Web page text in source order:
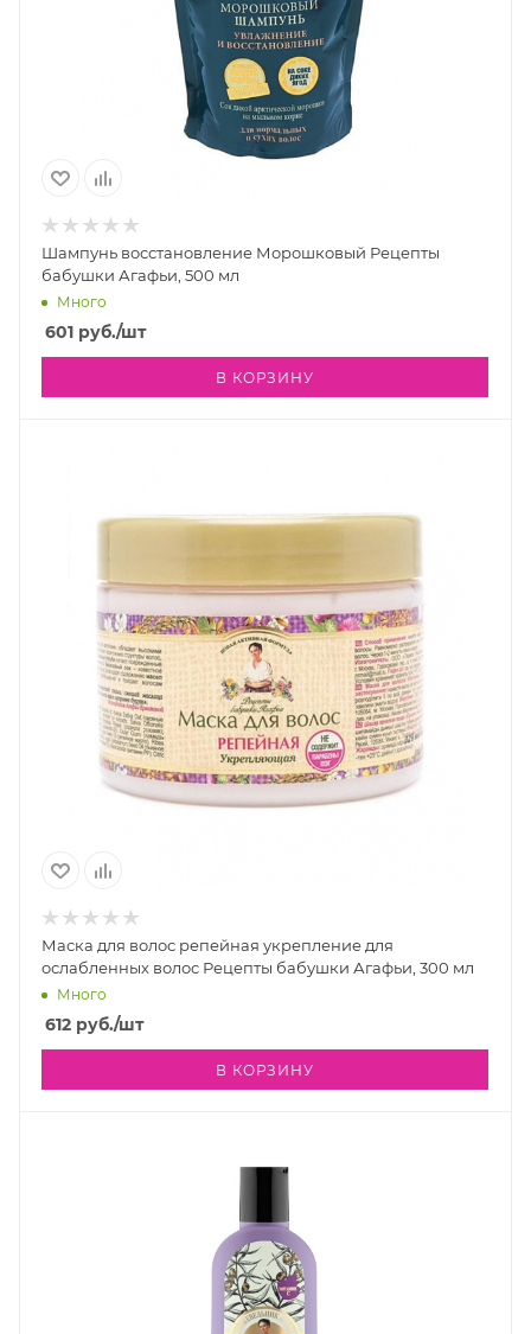
Шампунь восстановление Морошковый Рецепты
бабушки Агафьи, 500 мл
Много
601 руб./шт
В КОРЗИНУ
Маска для волос репейная укрепление для
ослабленных волос Рецепты бабушки Агафьи, 300 мл
Много
612 руб./шт
В КОРЗИНУ